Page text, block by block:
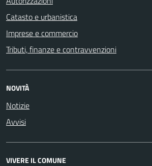
Catasto e urbanistica
Imprese e commercio
Tributi, finanze e contravvenzioni
NOVITÀ
Notizie
Avvisi
VIVERE IL COMUNE